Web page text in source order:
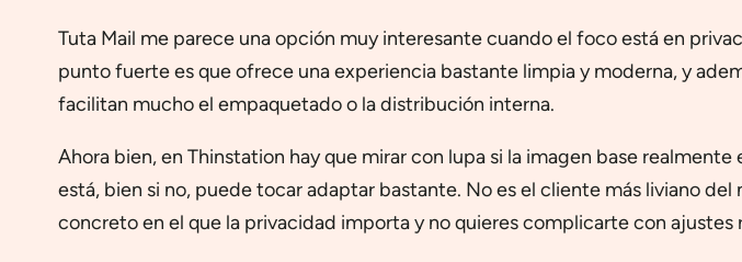
Tuta Mail me parece una opción muy interesante cuando el foco está en
punto fuerte es que ofrece una experiencia bastante limpia y moderna, y
facilitan mucho el empaquetado o la distribución interna.
Ahora bien, en Thinstation hay que mirar con lupa si la imagen base
está, bien si no, puede tocar adaptar bastante. No es el cliente más liviano
concreto en el que la privacidad importa y no quieres complicarte con